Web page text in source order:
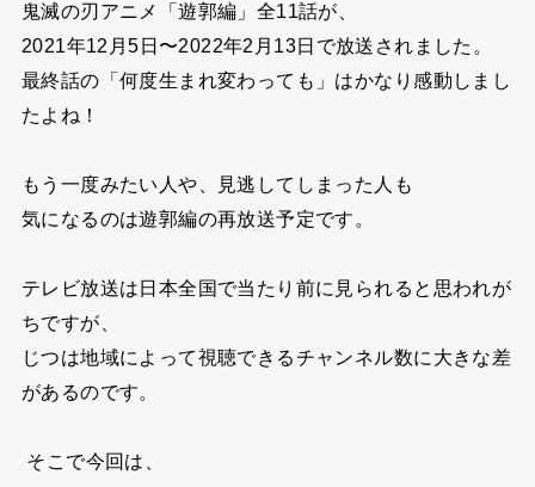
鬼滅の刃アニメ「遊郭編」全11話が、
2021年12月5日〜2022年2月13日で放送されました。
最終話の「何度生まれ変わっても」はかなり感動しまし
たよね！
もう一度みたい人や、見逃してしまった人も
気になるのは遊郭編の再放送予定です。
テレビ放送は日本全国で当たり前に見られると 思われが
ちですが、
じつは地域によって視聴できるチャンネル数に大きな差
があるのです。
そこで今回は、